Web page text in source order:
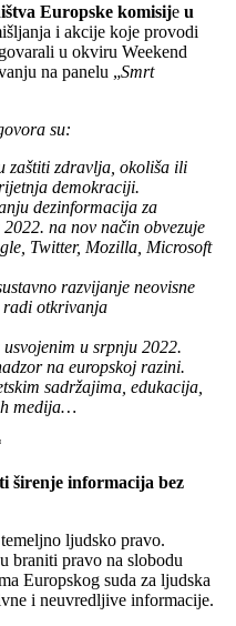
Europske komisije u
i akcije koje provodi
u okviru Weekend
na panelu „Smrt
su:
zaštiti zdravlja, okoliša ili
demokraciji.
dezinformacija za
na nov način obvezuje
Twitter, Mozilla, Microsoft
razvijanje neovisne
radi otkrivanja
u srpnju 2022.
na europskoj razini.
sadržajima, edukacija,
medija…
širenje informacija bez
ljudsko pravo.
braniti pravo na slobodu
Europskog suda za ljudska
i neuvredljive informacije.